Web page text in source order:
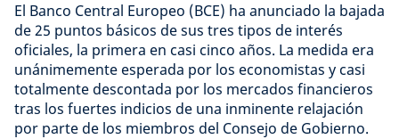
El Banco Central Europeo (BCE) ha anunciado la bajada
de 25 puntos básicos de sus tres tipos de interés
oficiales, la primera en casi cinco años. La medida era
unánimemente esperada por los economistas y casi
totalmente descontada por los mercados financieros
tras los fuertes indicios de una inminente relajación
por parte de los miembros del Consejo de Gobierno.